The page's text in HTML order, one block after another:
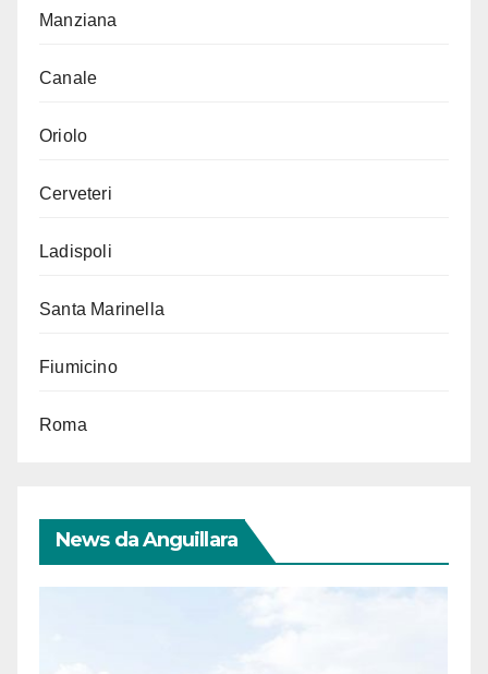
Manziana
Canale
Oriolo
Cerveteri
Ladispoli
Santa Marinella
Fiumicino
Roma
News da Anguillara